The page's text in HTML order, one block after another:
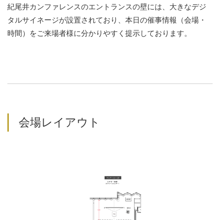
紀尾井カンファレンスのエントランスの壁には、大きなデジ
タルサイネージが設置されており、本日の催事情報（会場・
時間）をご来場者様に分かりやすく提示しております。
会場レイアウト